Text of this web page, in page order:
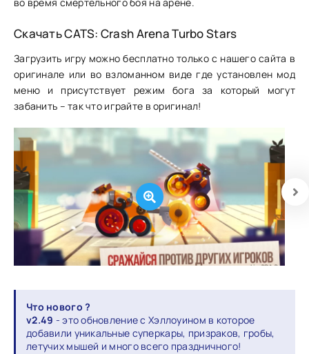
Скачать CATS: Crash Arena Turbo Stars
Загрузить игру можно бесплатно только с нашего сайта в
оригинале или во взломанном виде где установлен мод
меню и присутствует режим бога за который могут
забанить – так что играйте в оригинал!
Что нового ?
v2.49 - это обновление с Хэллоуином в которое
добавили уникальные суперкары, призраков, гробы,
летучих мышей и много всего праздничного!